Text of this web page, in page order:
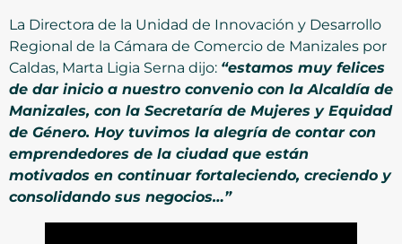
La Directora de la Unidad de Innovación y Desarrollo
Regional de la Cámara de Comercio de Manizales por
Caldas, Marta Ligia Serna dijo: “estamos muy felices
de dar inicio a nuestro convenio con la Alcaldía de
Manizales, con la Secretaría de Mujeres y Equidad
de Género. Hoy tuvimos la alegría de contar con
emprendedores de la ciudad que están
motivados en continuar fortaleciendo, creciendo y
consolidando sus negocios…”